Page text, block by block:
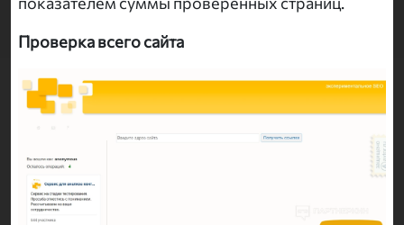
Проверка всего сайта